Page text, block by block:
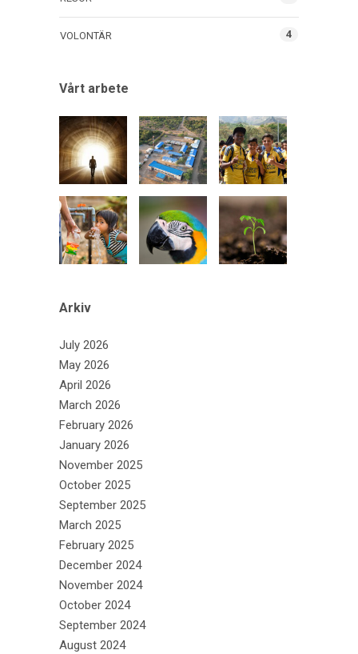
VOLONTÄR 4
Vårt arbete
Arkiv
July 2026
May 2026
April 2026
March 2026
February 2026
January 2026
November 2025
October 2025
September 2025
March 2025
February 2025
December 2024
November 2024
October 2024
September 2024
August 2024